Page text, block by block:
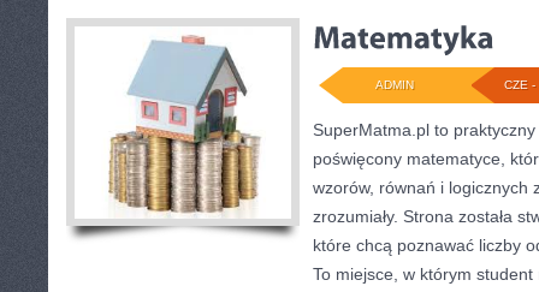
CZE -
ADMIN
SuperMatma.pl to
poświęcony matematyce,
wzorów, równań i logicznych
zrozumiały. Strona została
które chcą poznawać liczby
To miejsce, w którym